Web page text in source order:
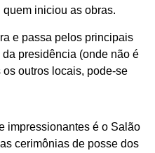
iniciou as obras.
e passa pelos principais
presidência (onde não é
os outros locais, pode-se
impressionantes é o Salão
cerimônias de posse dos